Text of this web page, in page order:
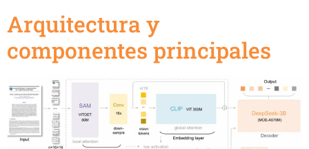
Arquitectura y
componentes principales